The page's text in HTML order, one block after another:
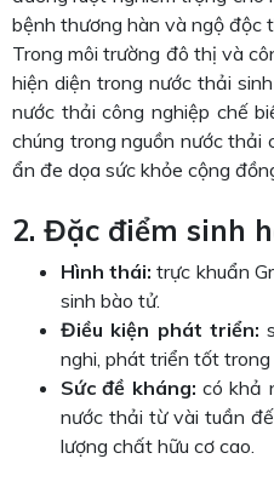
bệnh thương hàn và ngộ độc
Trong môi trường đô thị và
hiện diện trong nước thải
nước thải công nghiệp chế
chúng trong nguồn nước thải
ẩn đe dọa sức khỏe cộng
2. Đặc điểm sinh
Hình thái: trực khuẩn
sinh bào tử.
Điều kiện phát triển:
nghi, phát triển tốt
Sức đề kháng: có khả
nước thải từ vài tuần
lượng chất hữu cơ cao.